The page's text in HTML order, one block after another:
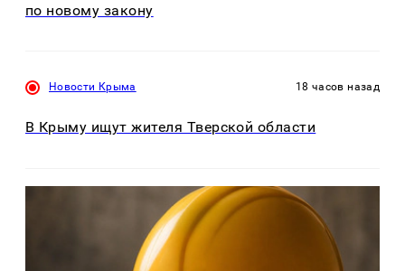
по новому закону
Новости Крыма 18 часов назад
В Крыму ищут жителя Тверской области